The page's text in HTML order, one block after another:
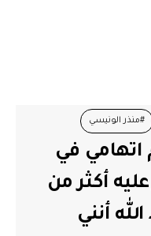
#منذر الونيسي
في
أكثر من
أنني